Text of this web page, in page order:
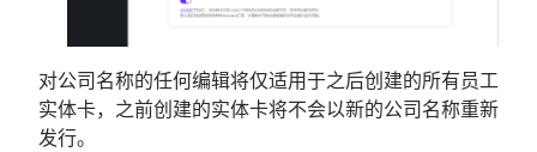
对公司名称的任何编辑将仅适用于之后创建的所有员工
实体卡，之前创建的实体卡将不会以新的公司名称重新
发行。